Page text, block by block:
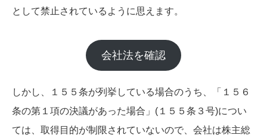
として禁止されているように思えます。
会社法を確認
しかし、１５５条が列挙している場合のうち、「１５６
条の第１項の決議があった場合」(１５５条３号)につい
ては、取得目的が制限されていないので、会社は株主総